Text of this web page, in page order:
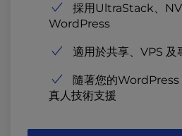
採用UltraStack、
WordPress
適用於共享、VPS 及
隨著您的WordPress
真人技術支援